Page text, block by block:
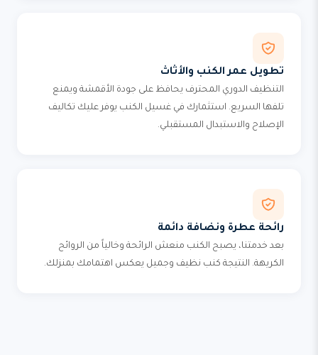
تطويل عمر الكنب والأثاث
التنظيف الدوري المحترف يحافظ على جودة الأقمشة ويمنع
تلفها السريع. استثمارك في غسيل الكنب يوفر عليك تكاليف
الإصلاح والاستبدال المستقبلي.
رائحة عطرة ونضافة دائمة
بعد خدمتنا، يصبح الكنب منعش الرائحة وخالياً من الروائح
الكريهة. النتيجة كنب نظيف وجميل يعكس اهتمامك بمنزلك.